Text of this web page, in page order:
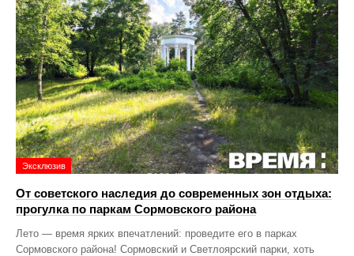
Эксклюзив
От советского наследия до современных зон отдыха:
прогулка по паркам Сормовского района
Лето — время ярких впечатлений: проведите его в парках
Сормовского района! Сормовский и Светлоярский парки, хоть